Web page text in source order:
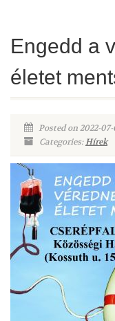
Engedd a
életet
Posted on 2022-
Categories:Hírek